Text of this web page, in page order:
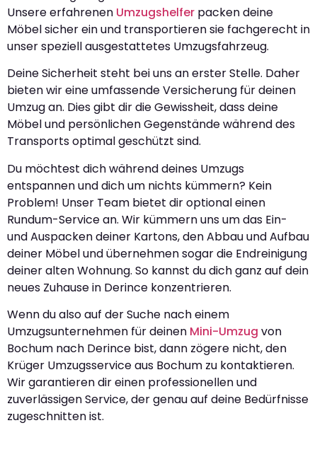
Unsere erfahrenen Umzugshelfer packen deine
Möbel sicher ein und transportieren sie fachgerecht in
unser speziell ausgestattetes Umzugsfahrzeug.
Deine Sicherheit steht bei uns an erster Stelle. Daher
bieten wir eine umfassende Versicherung für deinen
Umzug an. Dies gibt dir die Gewissheit, dass deine
Möbel und persönlichen Gegenstände während des
Transports optimal geschützt sind.
Du möchtest dich während deines Umzugs
entspannen und dich um nichts kümmern? Kein
Problem! Unser Team bietet dir optional einen
Rundum-Service an. Wir kümmern uns um das Ein-
und Auspacken deiner Kartons, den Abbau und Aufbau
deiner Möbel und übernehmen sogar die Endreinigung
deiner alten Wohnung. So kannst du dich ganz auf dein
neues Zuhause in Derince konzentrieren.
Wenn du also auf der Suche nach einem
Umzugsunternehmen für deinen Mini-Umzug von
Bochum nach Derince bist, dann zögere nicht, den
Krüger Umzugsservice aus Bochum zu kontaktieren.
Wir garantieren dir einen professionellen und
zuverlässigen Service, der genau auf deine Bedürfnisse
zugeschnitten ist.